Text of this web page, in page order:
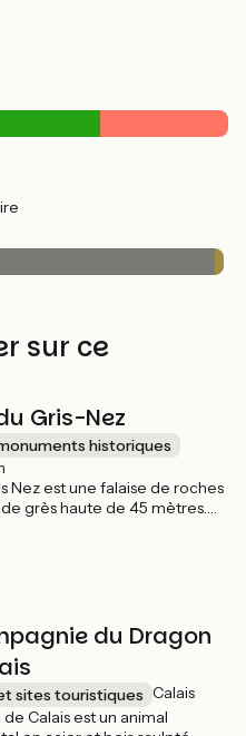
sur ce
Gris-Nez
historiques
Nez est une falaise de roches
de grès haute de 45 mètres.
du Dragon
sites touristiques Calais
Calais est un animal